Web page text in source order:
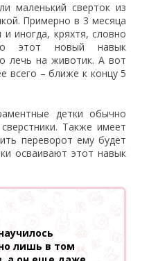
маленький сверток из
Примерно в 3 месяца
иногда, кряхтя, словно
этот новый навык
лечь на животик. А вот
всего – ближе к концу 5
детки обычно
Также имеет
переворот ему будет
осваивают этот навык
лишь в том